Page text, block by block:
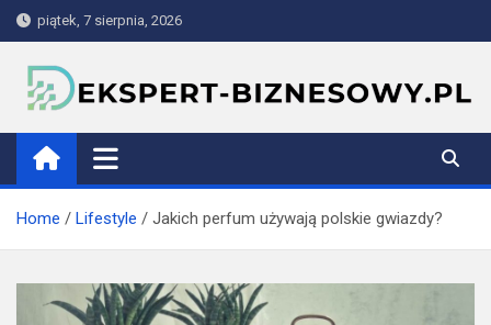
Skip
to
content
piątek, 7 sierpnia, 2026
ekspert-biznesowy.pl
Home Lifestyle Jakich perfum używają polskie gwiazdy?